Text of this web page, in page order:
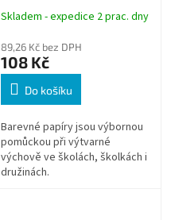
80g, 100 listů
Skladem - expedice 2 prac. dny
89,26 Kč bez DPH
108 Kč
Do košíku
Barevné papíry jsou výbornou
pomůckou při výtvarné
výchově ve školách, školkách i
družinách.